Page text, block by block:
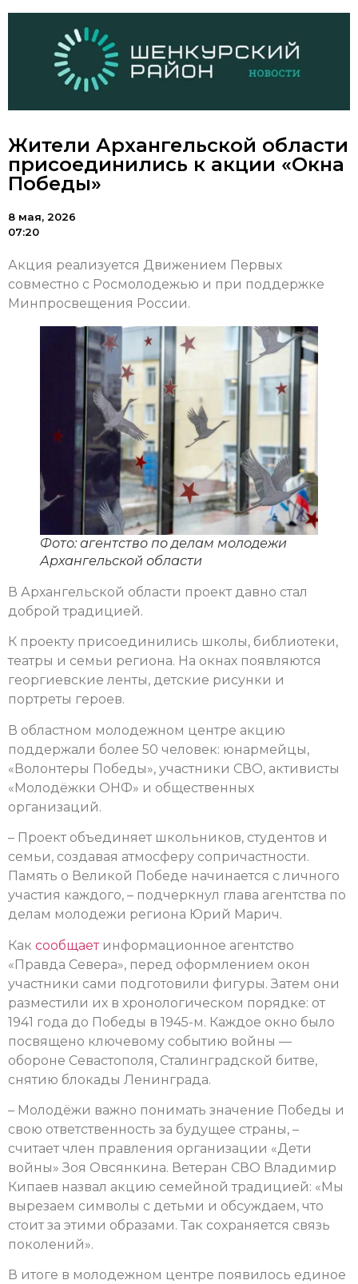
Жители Архангельской области
присоединились к акции «Окна
Победы»
8 мая, 2026
07:20
Акция реализуется Движением Первых
совместно с Росмолодежью и при поддержке
Минпросвещения России.
Фото: агентство по делам молодежи
Архангельской области
В Архангельской области проект давно стал
доброй традицией.
К проекту присоединились школы, библиотеки,
театры и семьи региона. На окнах появляются
георгиевские ленты, детские рисунки и
портреты героев.
В областном молодежном центре акцию
поддержали более 50 человек: юнармейцы,
«Волонтеры Победы», участники СВО, активисты
«Молодёжки ОНФ» и общественных
организаций.
– Проект объединяет школьников, студентов и
семьи, создавая атмосферу сопричастности.
Память о Великой Победе начинается с личного
участия каждого, – подчеркнул глава агентства по
делам молодежи региона Юрий Марич.
Как сообщаетинформационное агентство
«Правда Севера», перед оформлением окон
участники сами подготовили фигуры. Затем они
разместили их в хронологическом порядке: от
1941 года до Победы в 1945-м. Каждое окно было
посвящено ключевому событию войны —
обороне Севастополя, Сталинградской битве,
снятию блокады Ленинграда.
– Молодёжи важно понимать значение Победы и
свою ответственность за будущее страны, –
считает член правления организации «Дети
войны» Зоя Овсянкина. Ветеран СВО Владимир
Кипаев назвал акцию семейной традицией: «Мы
вырезаем символы с детьми и обсуждаем, что
стоит за этими образами. Так сохраняется связь
поколений».
В итоге в молодежном центре появилось единое